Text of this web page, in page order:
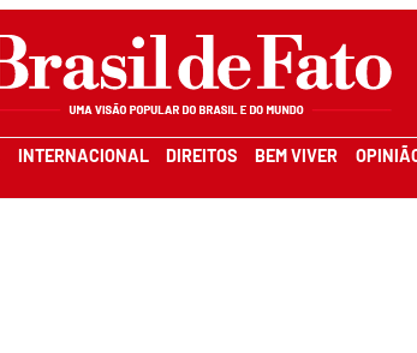
INTERNACIONAL DIREITOS BEM VIVER